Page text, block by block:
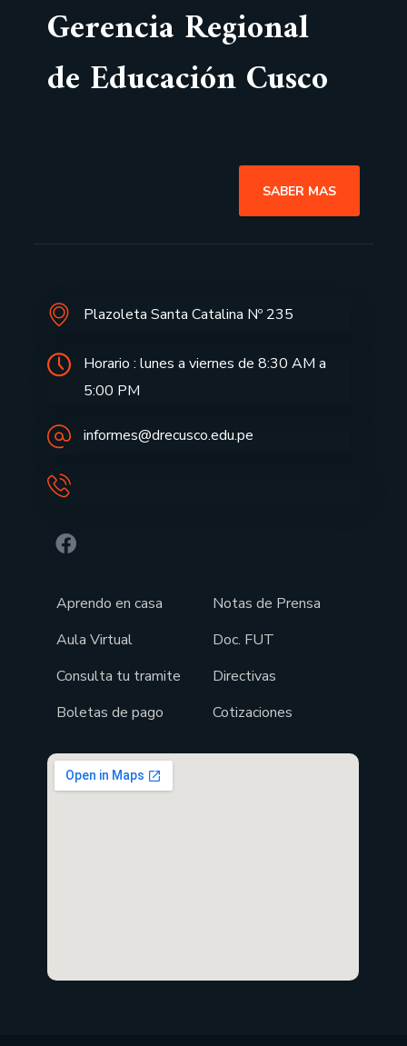
Gerencia Regional
de Educación Cusco
SABER MAS
Plazoleta Santa Catalina Nº 235
Horario : lunes a viernes de 8:30 AM a
5:00 PM
informes@drecusco.edu.pe
Aprendo en casa
Aula Virtual
Consulta tu tramite
Boletas de pago
Notas de Prensa
Doc. FUT
Directivas
Cotizaciones